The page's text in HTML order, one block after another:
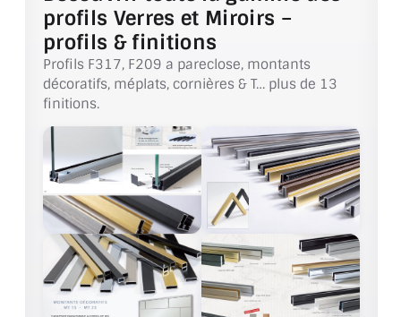
VERRE ANTI-REFLET
VERRE LAQUÉ/CRÉDENCE
VERRE FEUILLETÉ/TREMPÉ
DALLE DE SOL EN VERRE
PORTE EN VERRE
GARDE CORPS EN VERRE
VERRIÈRE TYPE ATELIER
VERRES TEXTURÉS
profils Verres et Miroirs –
profils & finitions
Profils F317, F209 a pareclose, montants
décoratifs, méplats, cornières & T… plus de 13
finitions.